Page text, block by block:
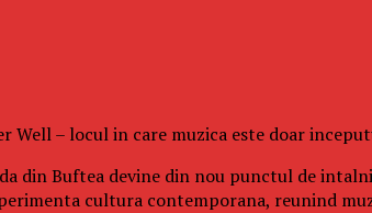
Well – locul in care muzica este doar
din Buftea devine din nou punctul de
cultura contemporana, reunind